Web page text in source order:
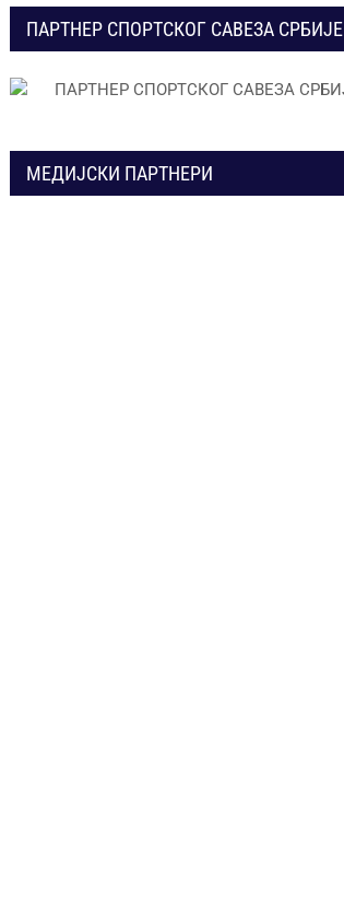
ПАРТНЕР СПОРТСКОГ САВЕЗА СРБИЈЕ
МЕДИЈСКИ ПАРТНЕРИ